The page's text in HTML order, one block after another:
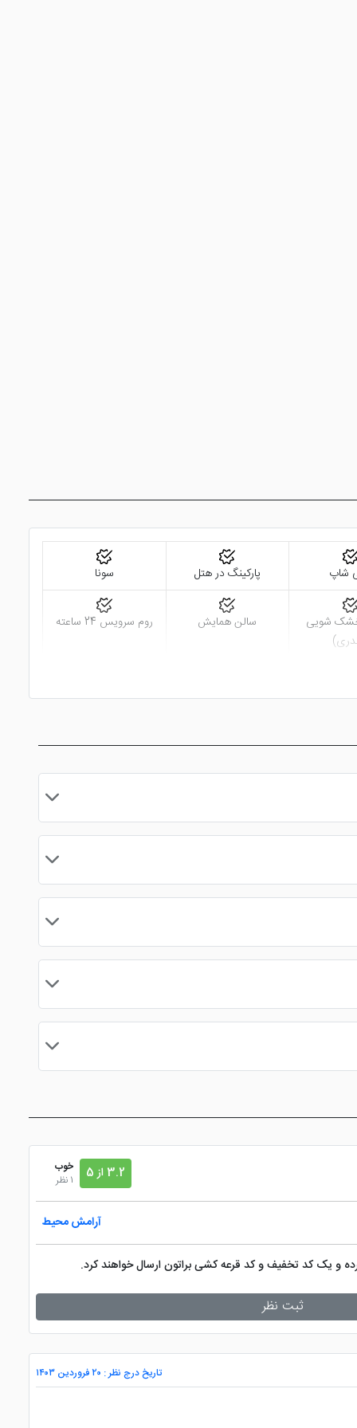
تعبیه نموده است. در رستوران سنتی هتل انواع غذاهای سنتی
و زبان را از گفتن محاسن خود قاصر می‌ کند. در تمامی
شاپ پارکینگ در هتل سونا
شویی
سالن همایش روم سرویس 24 ساعته
3.2 از 5
خوب
1 نظر
آرامش محیط
و یک کد تخفیف و کد قرعه کشی براتون ارسال خواهند کرد.
ثبت نظر
تاریخ درج نظر : ۲۰ فروردین ۱۴۰۳